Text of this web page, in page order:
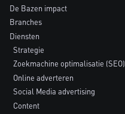
De Bazen impact
Branches
Diensten
Strategie
Zoekmachine optimalisatie (SEO)
Online adverteren
Social Media advertising
Content